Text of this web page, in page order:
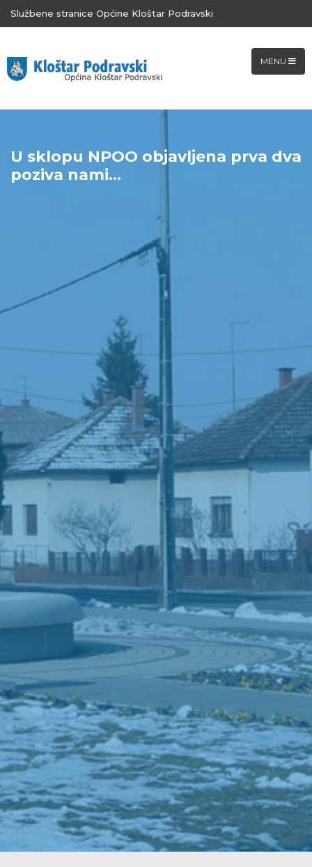
Službene stranice Općine Kloštar Podravski
MENU
U sklopu NPOO objavljena prva dva
poziva nami...